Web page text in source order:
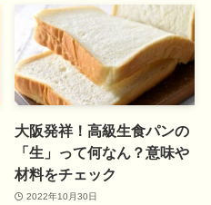
大阪発祥！高級生食パンの
「生」って何なん？意味や
材料をチェック
2022年10月30日